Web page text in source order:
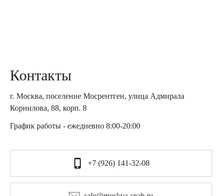
Контакты
г. Москва, поселение Мосрентген, улица Адмирала
Корнилова, 88, корп. 8
График работы - ежедневно 8:00-20:00
+7 (926) 141-32-08